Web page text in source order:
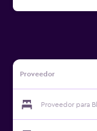
Proveedor
Proveedor para